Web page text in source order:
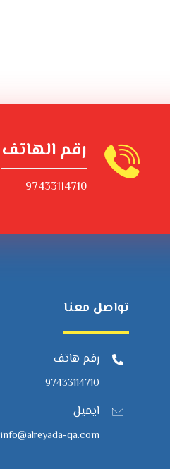
رقم الهاتف
97433114710
تواصل معنا
رقم هاتف
97433114710
ايميل
info@alreyada-qa.com